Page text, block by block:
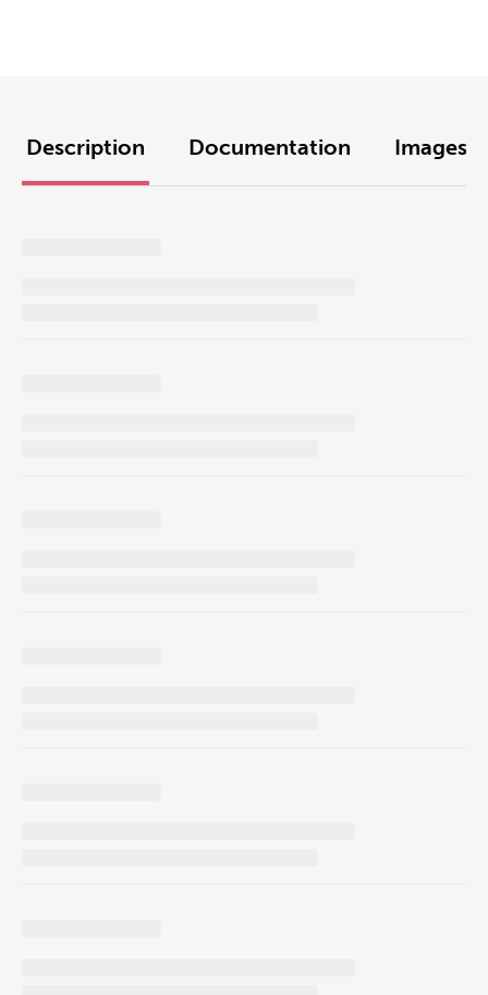
Description Documentation Images